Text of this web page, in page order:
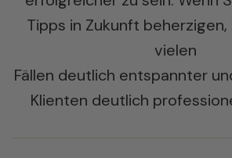
Tipps in Zukunft beherzigen,
vielen
Fällen deutlich entspannter
Klienten deutlich